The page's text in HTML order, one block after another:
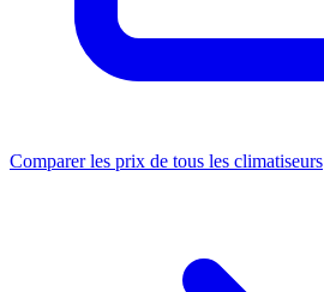
Comparer les prix de tous les climatiseurs